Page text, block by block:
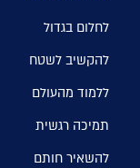
לחלום בגדול
להקשיב לשטח
ללמוד מהעולם
תמיכה רגשית
להשאיר חותם